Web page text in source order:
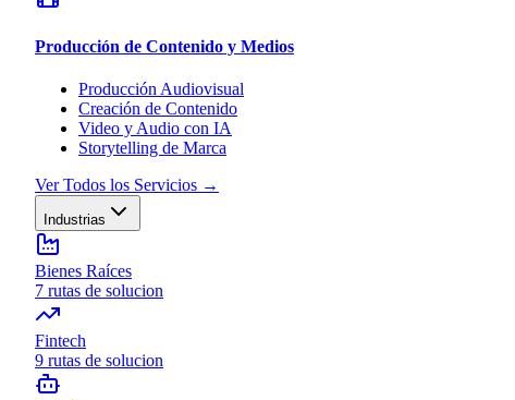
Producción de Contenido y Medios
Producción Audiovisual
Creación de Contenido
Video y Audio con IA
Storytelling de Marca
Ver Todos los Servicios →
Industrias
Bienes Raíces
7 rutas de solucion
Fintech
9 rutas de solucion